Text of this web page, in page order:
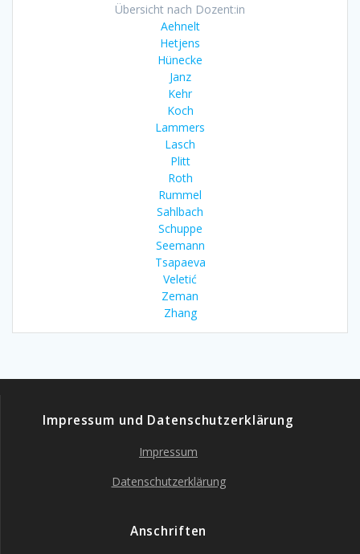
Übersicht nach Dozent:in
Aehnelt
Hetjens
Hünecke
Janz
Kehr
Koch
Lammers
Lasch
Plitt
Roth
Rummel
Sahlbach
Schuppe
Seemann
Tsapaeva
Veletić
Zeman
Zhang
Impressum und Datenschutzerklärung
Impressum
Datenschutzerklärung
Anschriften